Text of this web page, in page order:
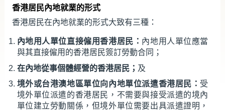
新聞及活動／多媒體中心
香港特區政府駐內地辦事處
相關網站
香港居民內地就業的形式
香港居民在內地就業的形式大致有三種：
內地用人單位直接僱用香港居民： 內地用人單位應當
與其直接僱用的香港居民簽訂勞動合同；
在內地從事個體經營的香港居民； 及
境外或台港澳地區單位向內地單位派遣香港居民： 受
境外單位派遣的香港居民，不需要與接受派遣的境內
單位建立勞動關係，但境外單位需要出具派遣證明，